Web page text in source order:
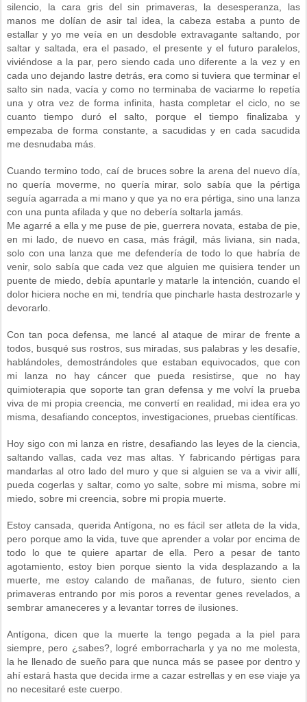
silencio, la cara gris del sin primaveras, la desesperanza, las
manos me dolían de asir tal idea, la cabeza estaba a punto de
estallar y yo me veía en un desdoble extravagante saltando, por
saltar y saltada, era el pasado, el presente y el futuro paralelos,
viviéndose a la par, pero siendo cada uno diferente a la vez y en
cada uno dejando lastre detrás, era como si tuviera que terminar el
salto sin nada, vacía y como no terminaba de vaciarme lo repetía
una y otra vez de forma infinita, hasta completar el ciclo, no se
cuanto tiempo duró el salto, porque el tiempo finalizaba y
empezaba de forma constante, a sacudidas y en cada sacudida
me desnudaba más.
Cuando termino todo, caí de bruces sobre la arena del nuevo día,
no quería moverme, no quería mirar, solo sabía que la pértiga
seguía agarrada a mi mano y que ya no era pértiga, sino una lanza
con una punta afilada y que no debería soltarla jamás.
Me agarré a ella y me puse de pie, guerrera novata, estaba de pie,
en mi lado, de nuevo en casa, más frágil, más liviana, sin nada,
solo con una lanza que me defendería de todo lo que habría de
venir, solo sabía que cada vez que alguien me quisiera tender un
puente de miedo, debía apuntarle y matarle la intención, cuando el
dolor hiciera noche en mi, tendría que pincharle hasta destrozarle y
devorarlo.
Con tan poca defensa, me lancé al ataque de mirar de frente a
todos, busqué sus rostros, sus miradas, sus palabras y les desafíe,
hablándoles, demostrándoles que estaban equivocados, que con
mi lanza no hay cáncer que pueda resistirse, que no hay
quimioterapia que soporte tan gran defensa y me volví la prueba
viva de mi propia creencia, me convertí en realidad, mi idea era yo
misma, desafiando conceptos, investigaciones, pruebas científicas.
Hoy sigo con mi lanza en ristre, desafiando las leyes de la ciencia,
saltando vallas, cada vez mas altas. Y fabricando pértigas para
mandarlas al otro lado del muro y que si alguien se va a vivir allí,
pueda cogerlas y saltar, como yo salte, sobre mi misma, sobre mi
miedo, sobre mi creencia, sobre mi propia muerte.
Estoy cansada, querida Antígona, no es fácil ser atleta de la vida,
pero porque amo la vida, tuve que aprender a volar por encima de
todo lo que te quiere apartar de ella. Pero a pesar de tanto
agotamiento, estoy bien porque siento la vida desplazando a la
muerte, me estoy calando de mañanas, de futuro, siento cien
primaveras entrando por mis poros a reventar genes revelados, a
sembrar amaneceres y a levantar torres de ilusiones.
Antígona, dicen que la muerte la tengo pegada a la piel para
siempre, pero ¿sabes?, logré emborracharla y ya no me molesta,
la he llenado de sueño para que nunca más se pasee por dentro y
ahí estará hasta que decida irme a cazar estrellas y en ese viaje ya
no necesitaré este cuerpo.